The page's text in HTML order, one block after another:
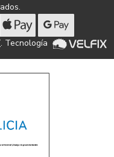
. Tecnología